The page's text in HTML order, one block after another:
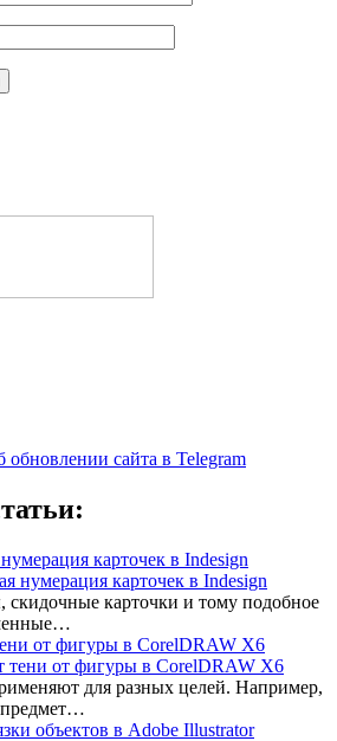
обновлении сайта в Telegram
карточек в Indesign
скидочные карточки и тому подобное
от фигуры в CorelDRAW X6
для разных целей. Например,
объектов в Adobe Illustrator